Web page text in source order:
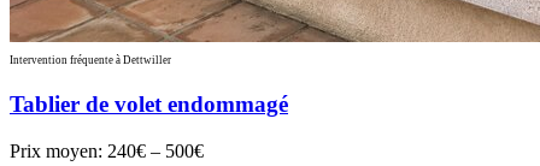
Intervention fréquente à Dettwiller
Tablier de volet endommagé
Prix moyen: 240€ – 500€